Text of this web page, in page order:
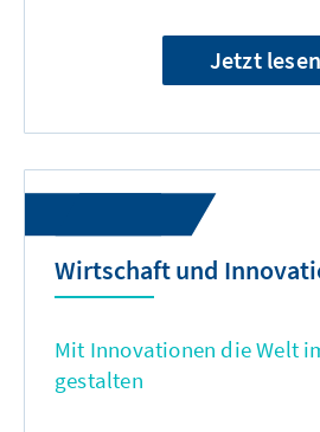
Jetzt lesen
Wirtschaft und
Mit Innovationen die Welt
gestalten